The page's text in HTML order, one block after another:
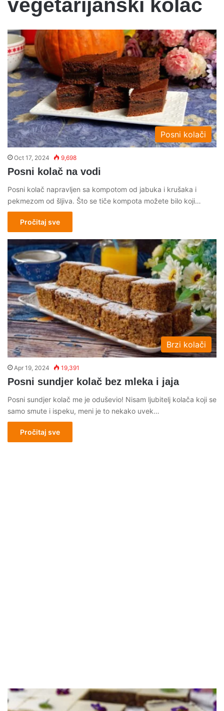
vegetarijanski kolac
Posni kolači
Oct 17, 2024 9,698
Posni kolač na vodi
Posni kolač napravljen sa kompotom od jabuka i krušaka i
pekmezom od šljiva. Što se tiče kompota možete bilo koji…
Pročitaj sve
Brzi kolači
Apr 19, 2024 19,391
Posni sundjer kolač bez mleka i jaja
Posni sundjer kolač me je oduševio! Nisam ljubitelj kolača koji se
samo smute i ispeku, meni je to nekako uvek…
Pročitaj sve